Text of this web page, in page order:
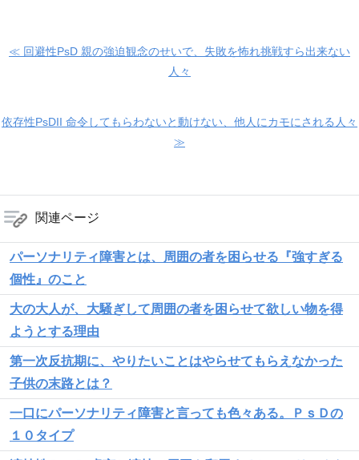
≪ 回避性PsD 親の強迫観念のせいで、失敗を怖れ挑戦すら出来ない
人々
依存性PsDII 命令してもらわないと動けない、他人にカモにされる人々
≫
関連ページ
パーソナリティ障害とは、周囲の者を困らせる『強すぎる
個性』のこと
大の大人が、大騒ぎして周囲の者を困らせて欲しい物を得
ようとする理由
第一次反抗期に、やりたいことはやらせてもらえなかった
子供の末路とは？
一口にパーソナリティ障害と言っても色々ある。ＰｓＤの
１０タイプ